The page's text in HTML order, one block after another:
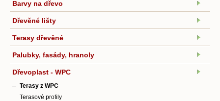
Barvy na dřevo
Dřevěné lišty
Terasy dřevěné
Palubky, fasády, hranoly
Dřevoplast - WPC
Terasy z WPC
Terasové profily